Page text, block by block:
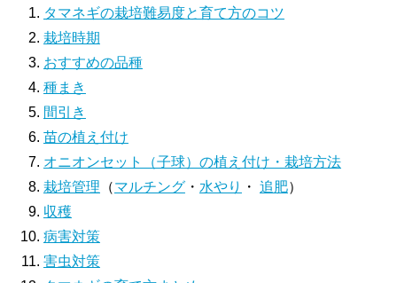
タマネギの栽培難易度と育て方のコツ
栽培時期
おすすめの品種
種まき
間引き
苗の植え付け
オニオンセット（子球）の植え付け・栽培方法
栽培管理 （マルチング・ 水やり ・ 追肥）
収穫
病害対策
害虫対策